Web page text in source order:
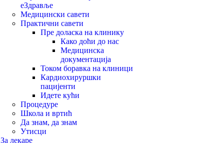
еЗдравље
Медицински савети
Практични савети
Пре доласка на клинику
Како доћи до нас
Медицинска
документација
Током боравка на клиници
Кардиохируршки
пацијенти
Идете кући
Процедуре
Школа и вртић
Да знам, да знам
Утисци
За лекаре